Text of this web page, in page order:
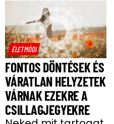
ÉLETMÓDI
FONTOS DÖNTÉSEK ÉS
VÁRATLAN HELYZETEK
VÁRNAK EZEKRE A
CSILLAGJEGYEKRE